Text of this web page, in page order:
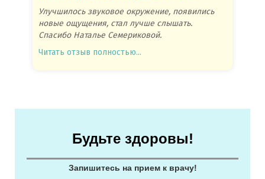
Улучшилось звуковое окружение, появились
новые ощущения, стал лучше слышать.
Спасибо Наталье Семериковой.
Читать отзыв полностью...
Будьте здоровы!
Запишитесь на прием к врачу!